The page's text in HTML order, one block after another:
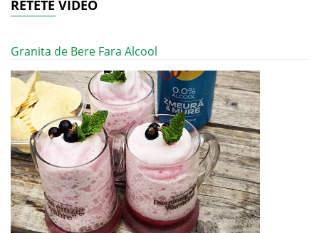
RETETE VIDEO
Granita de Bere Fara Alcool